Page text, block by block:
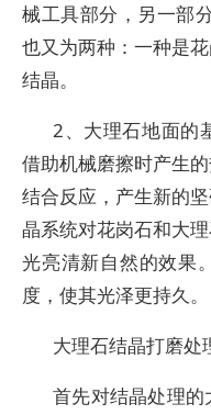
械工具部分，另一部
也又为两种：一种是
结晶。
2、大理石地面的
借助机械磨擦时产生
结合反应，产生新的
晶系统对花岗石和大
光亮清新自然的效果
度，使其光泽更持久。
大理石结晶打磨处
首先对结晶处理